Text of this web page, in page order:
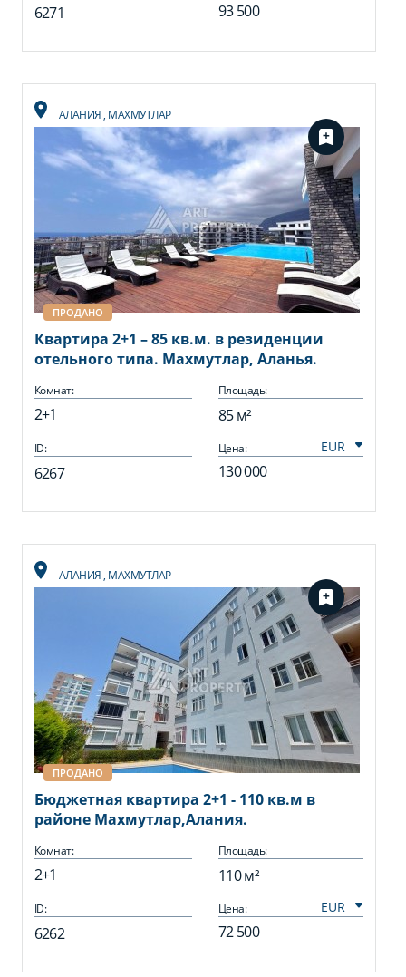
6271 93 500
АЛАНИЯ, МАХМУТЛАР
ПРОДАНО
Квартира 2+1 – 85 кв.м. в резиденции
отельного типа. Махмутлар, Аланья.
Комнат:
2+1
Площадь:
85 м²
ID:
6267
Цена:
130 000
АЛАНИЯ, МАХМУТЛАР
ПРОДАНО
Бюджетная квартира 2+1 - 110 кв.м в
районе Махмутлар,Алания.
Комнат:
2+1
Площадь:
110 м²
ID:
6262
Цена:
72 500